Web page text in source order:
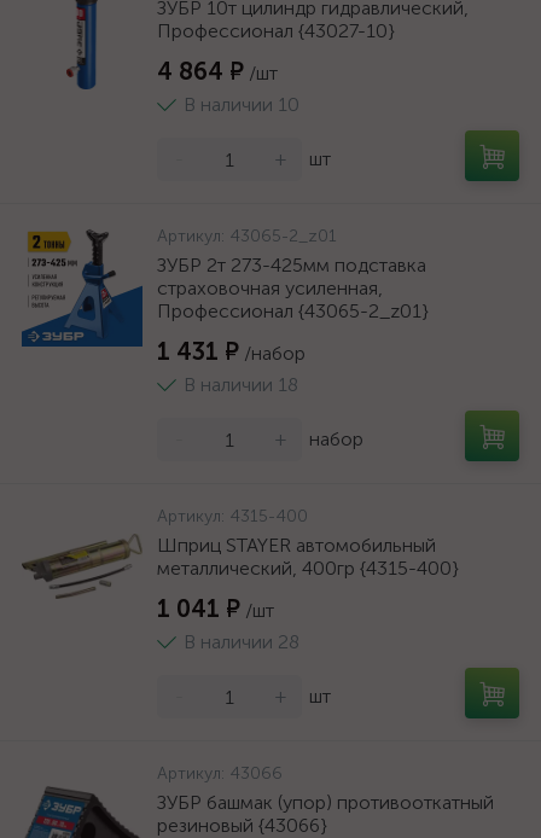
ЗУБР 10т цилиндр гидравлический,
Профессионал {43027-10}
4 864 ₽ /шт
В наличии 10
+ шт
Артикул: 43065-2_z01
ЗУБР 2т 273-425мм подставка
страховочная усиленная,
Профессионал {43065-2_z01}
1 431 ₽ /набор
В наличии 18
+ набор
Артикул: 4315-400
Шприц STAYER автомобильный
металлический, 400гр {4315-400}
1 041 ₽ /шт
В наличии 28
+ шт
Артикул: 43066
ЗУБР башмак (упор) противооткатный
резиновый {43066}